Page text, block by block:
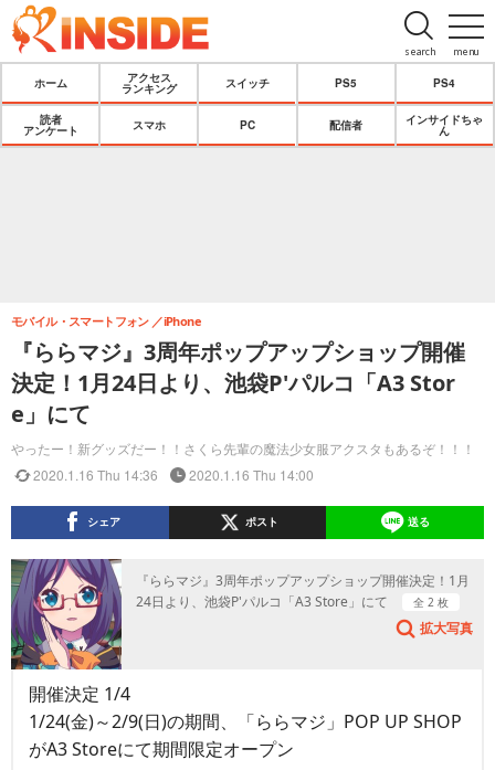
menu
search
ホーム
アクセス
ランキング
スイッチ PS5 PS4
読者
アンケート
スマホ PC 配信者
インサイドちゃ
ん
『ららマジ』3周年ポップアップショップ開催
決定！1月24日より、池袋P'パルコ「A3 Stor
e」にて
やったー！新グッズだー！！さくら先輩の魔法少女服アクスタもあるぞ！！！
モバイル・スマートフォン iPhone
2020.1.16 Thu 14:36 2020.1.16 Thu 14:00
シェア ポスト 送る
『ららマジ』3周年ポップアップショップ開催決定！1月
24日より、池袋P'パルコ「A3 Store」にて
全 2 枚
拡大写真
開催決定 1/4
1/24(金)～2/9(日)の期間、「ららマジ」POP UP SHOP
がA3 Storeにて期間限定オープン